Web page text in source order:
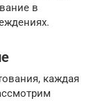
в
каждая